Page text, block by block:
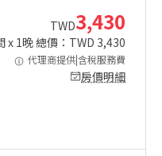
TWD3,430
x 1晚 總價：TWD 3,430
代理商提供|含稅服務費
房價明細